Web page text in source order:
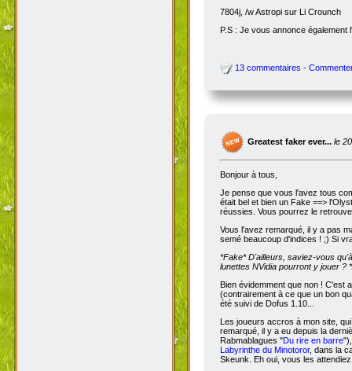
7804j, /w Astropi sur Li Crounch
P.S : Je vous annonce
13 commentaires -
Greatest faker ever... le
Bonjour à tous,
Je pense que vous l'avez tous
était bel et bien un Fake ==>
réussies. Vous pourrez le
Vous l'avez remarqué, il y a pas
semé beaucoup d'indices ! ;) Si
*Fake*D'ailleurs, saviez-vous
lunettes NVidia pourront y jouer ?
Bien évidemment que non ! C'est
(contrairement à ce que un bon
été suivi de Dofus 1.10...
Les joueurs accros à mon site,
remarqué, il y a eu depuis la
Rabmablagues "Du rire en barre
Labyrinthe du Minotoror, dans la
Skeunk. Eh oui, vous les